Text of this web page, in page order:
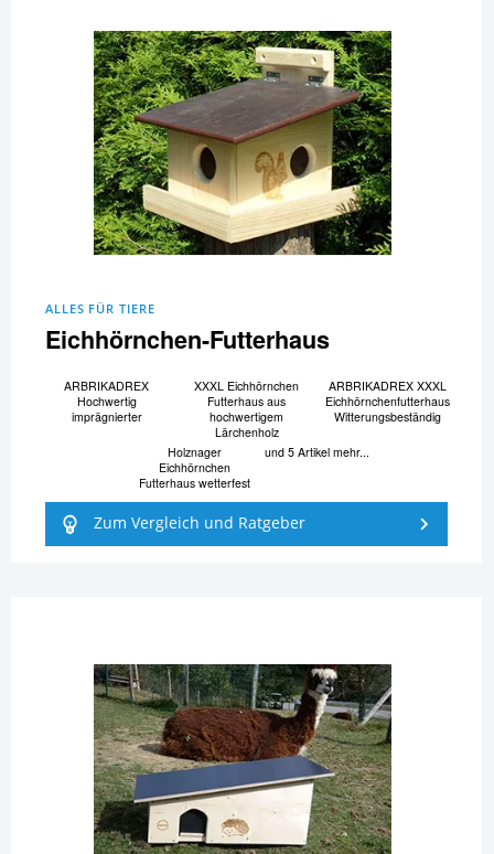
ALLES FÜR TIERE
Eichhörnchen-Futterhaus
ARBRIKADREX
Hochwertig
imprägnierter
XXXL Eichhörnchen
Futterhaus aus
hochwertigem
Lärchenholz
ARBRIKADREX XXXL
Eichhörnchenfutterhaus
Witterungsbeständig
Holznager
Eichhörnchen
Futterhaus wetterfest
und 5 Artikel mehr...
Zum Vergleich und Ratgeber